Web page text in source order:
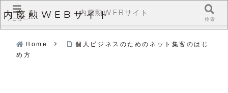
内藤勲WEBサイト
Home
個人ビジネスのためのネット集客のはじ
め方
メニュー
内藤勲WEBサイト
検索